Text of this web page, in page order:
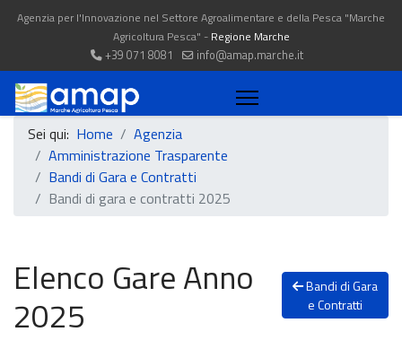
Agenzia per l'Innovazione nel Settore Agroalimentare e della Pesca "Marche
Agricoltura Pesca" - Regione Marche
+39 071 8081
info@amap.marche.it
Sei qui: Home
Agenzia
Amministrazione Trasparente
Bandi di Gara e Contratti
Bandi di gara e contratti 2025
Elenco Gare Anno
2025
Bandi di Gara
e Contratti